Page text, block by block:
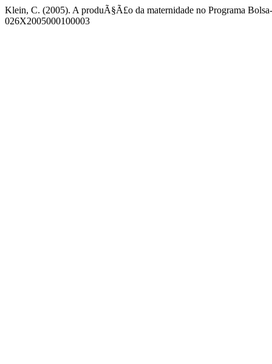
Klein, C. (2005). A produÃ§Ã£o da maternidade no Programa
026X2005000100003